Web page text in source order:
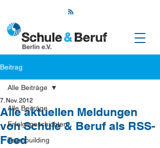
Beitrag
Alle Beiträge
Erfolgsgeschichten
Teambuilding
Alle Beiträge
Alle aktuellen Meldungen
von Schule & Beruf als RSS-
Feed
7. Nov. 2012